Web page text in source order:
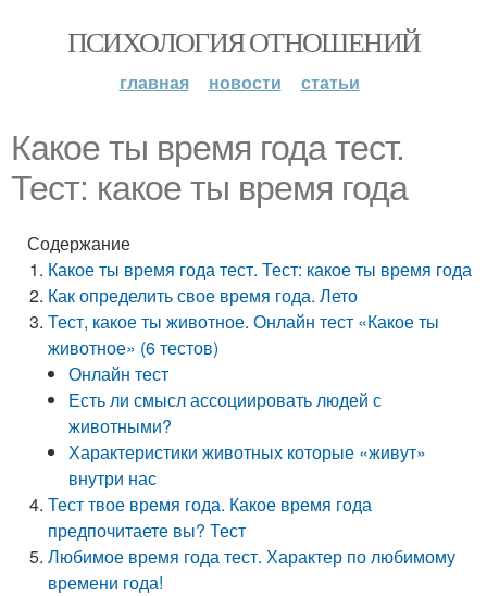
ПСИХОЛОГИЯ ОТНОШЕНИЙ
главная новости статьи
Какое ты время года тест.
Тест: какое ты время года
Содержание
Какое ты время года тест. Тест: какое ты время года
Как определить свое время года. Лето
Тест, какое ты животное. Онлайн тест «Какое ты
животное» (6 тестов)
Онлайн тест
Есть ли смысл ассоциировать людей с
животными?
Характеристики животных которые «живут»
внутри нас
Тест твое время года. Какое время года
предпочитаете вы? Тест
Любимое время года тест. Характер по любимому
времени года!